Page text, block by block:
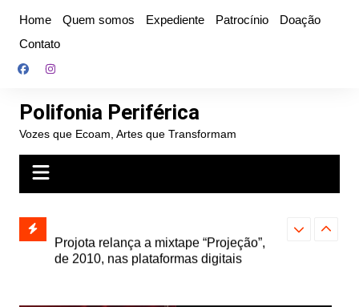
conteúdo
Home Quem somos Expediente Patrocínio
Doação
Contato
Polifonia Periférica
Vozes que Ecoam, Artes que Transformam
e abre
autoral,
de 2010, nas plataformas digitais
Farofa